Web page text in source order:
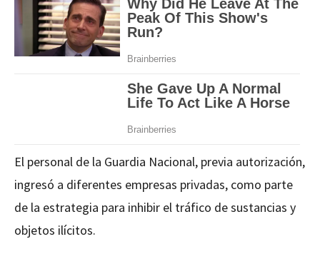
El personal de la Guardia Nacional, previa autorización,
ingresó a diferentes empresas privadas, como parte
de la estrategia para inhibir el tráfico de sustancias y
objetos ilícitos.